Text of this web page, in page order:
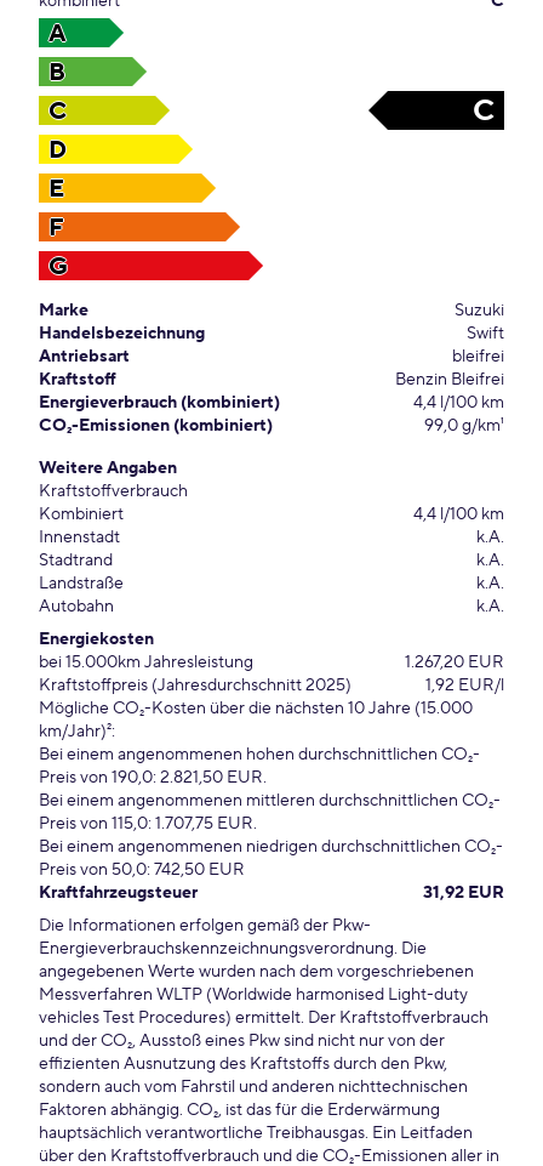
A
B
C
C
D
E
F
G
Marke
Suzuki
Handelsbezeichnung
Swift
Antriebsart
bleifrei
Kraftstoff
Benzin Bleifrei
Energieverbrauch (kombiniert)
4,4 l/100 km
CO₂-Emissionen (kombiniert)
99,0 g/km¹
Weitere Angaben
Kraftstoffverbrauch
Kombiniert
4,4 l/100 km
Innenstadt
k.A.
Stadtrand
k.A.
Landstraße
k.A.
Autobahn
k.A.
Energiekosten
bei 15.000km Jahresleistung
1.267,20 EUR
Kraftstoffpreis (Jahresdurchschnitt 2025)
1,92 EUR/l
Mögliche CO₂-Kosten über die nächsten 10 Jahre (15.000
km/Jahr)²:
Bei einem angenommenen hohen durchschnittlichen CO₂-
Preis von 190,0: 2.821,50 EUR.
Bei einem angenommenen mittleren durchschnittlichen CO₂-
Preis von 115,0: 1.707,75 EUR.
Bei einem angenommenen niedrigen durchschnittlichen CO₂-
Preis von 50,0: 742,50 EUR
Kraftfahrzeugsteuer
31,92 EUR
Die Informationen erfolgen gemäß der Pkw-
Energieverbrauchskennzeichnungsverordnung. Die
angegebenen Werte wurden nach dem vorgeschriebenen
Messverfahren WLTP (Worldwide harmonised Light-duty
vehicles Test Procedures) ermittelt. Der Kraftstoffverbrauch
und der CO₂, Ausstoß eines Pkw sind nicht nur von der
effizienten Ausnutzung des Kraftstoffs durch den Pkw,
sondern auch vom Fahrstil und anderen nichttechnischen
Faktoren abhängig. CO₂, ist das für die Erderwärmung
hauptsächlich verantwortliche Treibhausgas. Ein Leitfaden
über den Kraftstoffverbrauch und die CO₂-Emissionen aller in